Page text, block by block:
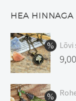
HEA HINNAGA
Lõvi
9,00